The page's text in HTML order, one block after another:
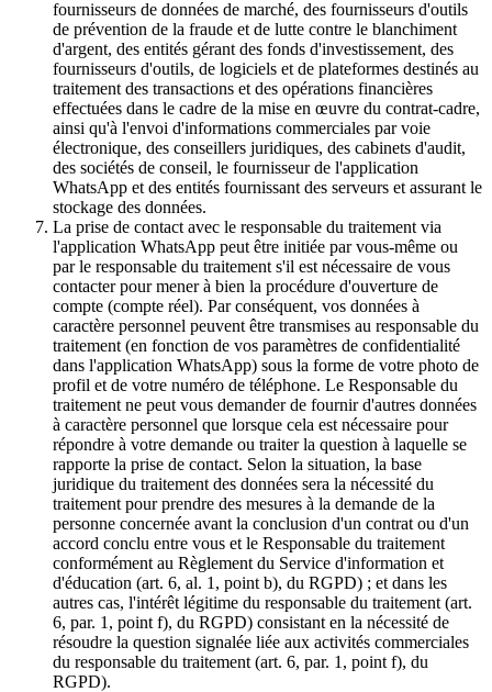
fournisseurs de données de marché, des fournisseurs d'outils
de prévention de la fraude et de lutte contre le blanchiment
d'argent, des entités gérant des fonds d'investissement, des
fournisseurs d'outils, de logiciels et de plateformes destinés au
traitement des transactions et des opérations financières
effectuées dans le cadre de la mise en œuvre du contrat-cadre,
ainsi qu'à l'envoi d'informations commerciales par voie
électronique, des conseillers juridiques, des cabinets d'audit,
des sociétés de conseil, le fournisseur de l'application
WhatsApp et des entités fournissant des serveurs et assurant le
stockage des données.
La prise de contact avec le responsable du traitement via
l'application WhatsApp peut être initiée par vous-même ou
par le responsable du traitement s'il est nécessaire de vous
contacter pour mener à bien la procédure d'ouverture de
compte (compte réel). Par conséquent, vos données à
caractère personnel peuvent être transmises au responsable du
traitement (en fonction de vos paramètres de confidentialité
dans l'application WhatsApp) sous la forme de votre photo de
profil et de votre numéro de téléphone. Le Responsable du
traitement ne peut vous demander de fournir d'autres données
à caractère personnel que lorsque cela est nécessaire pour
répondre à votre demande ou traiter la question à laquelle se
rapporte la prise de contact. Selon la situation, la base
juridique du traitement des données sera la nécessité du
traitement pour prendre des mesures à la demande de la
personne concernée avant la conclusion d'un contrat ou d'un
accord conclu entre vous et le Responsable du traitement
conformément au Règlement du Service d'information et
d'éducation (art. 6, al. 1, point b), du RGPD) ; et dans les
autres cas, l'intérêt légitime du responsable du traitement (art.
6, par. 1, point f), du RGPD) consistant en la nécessité de
résoudre la question signalée liée aux activités commerciales
du responsable du traitement (art. 6, par. 1, point f), du
RGPD).